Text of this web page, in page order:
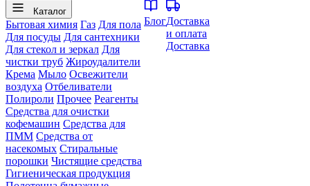
Каталог
Бытовая химия Газ Для пола
Для посуды Для сантехники
Для стекол и зеркал Для
чистки труб Жироудалители
Крема Мыло Освежители
воздуха Отбеливатели
Полироли Прочее Реагенты
Средства для очистки
кофемашин Средства для
ПММ Средства от
насекомых Стиральные
порошки Чистящие средства
Гигиеническая продукция
БлогДоставка
и оплата
Доставка